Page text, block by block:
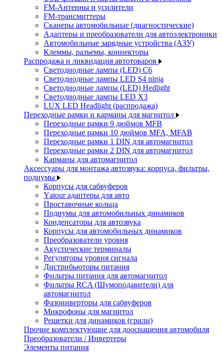
FM-Антенны и усилители
FM-трансмиттеры
Сканеры автомобильные (диагностические)
Адаптеры и преобразователи для автоэлектроники
Автомобильные зарядные устройства (АЗУ)
Клеммы, разъемы, коннекторы
Распродажа и ликвидация автотоваров
Светодиодные лампы (LED) C6
Светодиодные лампы LED S4 ninja
Светодиодные лампы (LED) Hedlight
Светодиодные лампы LED X3
LUX LED Headlight (распродажа)
Переходные рамки и карманы для магнитол
Переходные рамки 9 дюймов MFB
Переходные рамки 10 дюймов MFA, MFAB
Переходные рамки 1 DIN для автомагнитол
Переходные рамки 2 DIN для автомагнитол
Карманы для автомагнитол
Аксессуары для монтажа автозвука: корпуса, фильтры,
подиумы
Корпусы для сабвуферов
Yаtour адаптеры для авто
Проставочные кольца
Подиумы для автомобильных динамиков
Конденсаторы для автозвука
Корпусы для автомобильных динамиков
Преобразователи уровня
Акустические терминалы
Регуляторы уровня сигнала
Дистрибьюторы питания
Фильтры питания для автомагнитол
Фильтры RCA (Шумоподавители) для
автомагнитол
Фазоинверторы для сабвуферов
Микрофоны для магнитол
Решетки для динамиков (грили)
Прочие комплектующие для дооснащения автомобиля
Преобразователи / Инвертеры
Элементы питания